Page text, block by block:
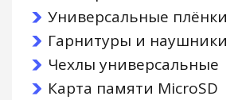
Универсальные плёнки
Гарнитуры и наушники
Чехлы универсальные
Карта памяти MicroSD